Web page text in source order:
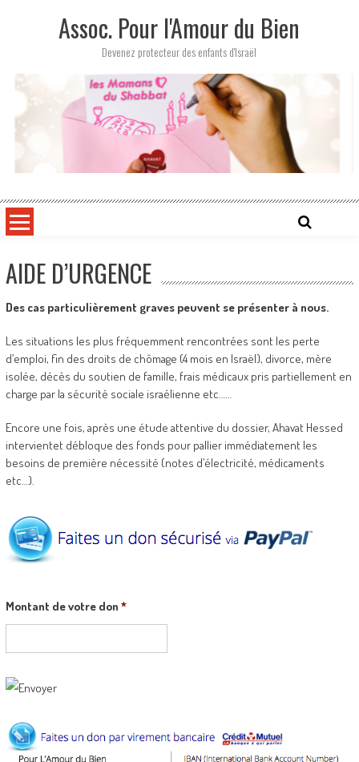
Assoc. Pour l'Amour du Bien
Devenez protecteur des enfants d'Israël
AIDE D’URGENCE
Des cas particulièrement graves peuvent se présenter à nous.
Les situations les plus fréquemment rencontrées sont les perte
d’emploi, fin des droits de chômage (4 mois en Israël), divorce, mère
isolée, décès du soutien de famille, frais médicaux pris partiellement en
charge par la sécurité sociale israélienne etc……
Encore une fois, après une étude attentive du dossier, Ahavat Hessed
intervientet débloque des fonds pour pallier immédiatement les
besoins de première nécessité (notes d’électricité, médicaments
etc…).
Montant de votre don *